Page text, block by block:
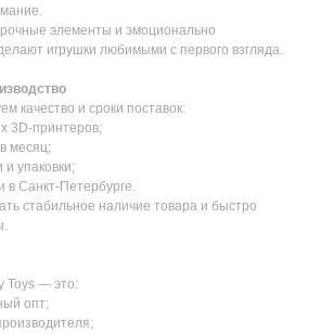
элементы и эмоционально
игрушки любимыми с первого взгляда.
качество и сроки поставок:
3D-принтеров;
месяц;
упаковки;
в Санкт-Петербурге.
стабильное наличие товара и быстро
Toys — это:
опт;